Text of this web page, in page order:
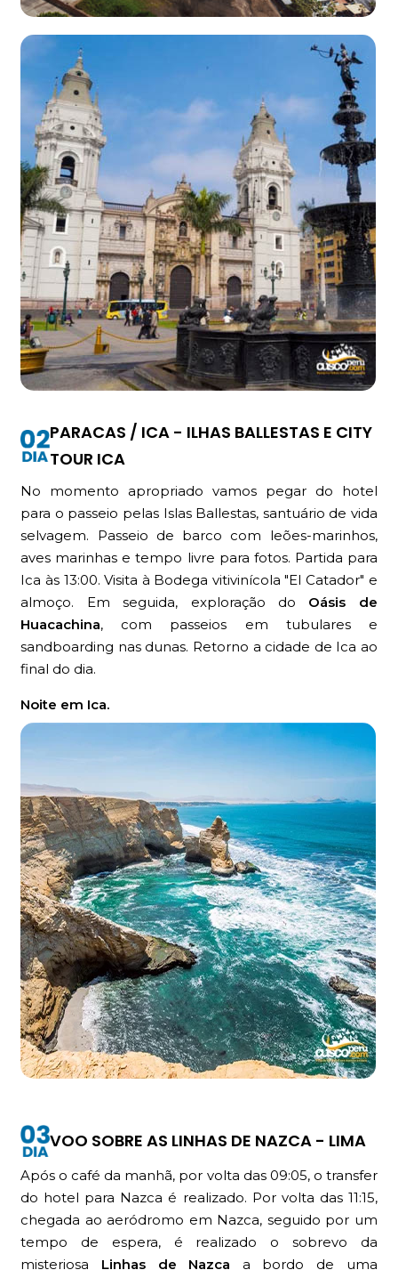
PARACAS / ICA - ILHAS BALLESTAS E CITY
TOUR ICA
No momento apropriado vamos pegar do hotel
para o passeio pelas Islas Ballestas, santuário de vida
selvagem. Passeio de barco com leões-marinhos,
aves marinhas e tempo livre para fotos. Partida para
Ica às 13:00. Visita à Bodega vitivinícola "El Catador" e
almoço. Em seguida, exploração do Oásis de
Huacachina, com passeios em tubulares e
sandboarding nas dunas. Retorno a cidade de Ica ao
final do dia.
Noite em Ica.
VOO SOBRE AS LINHAS DE NAZCA - LIMA
Após o café da manhã, por volta das 09:05, o transfer
do hotel para Nazca é realizado. Por volta das 11:15,
chegada ao aeródromo em Nazca, seguido por um
tempo de espera, é realizado o sobrevo da
misteriosa Linhas de Nazca a bordo de uma